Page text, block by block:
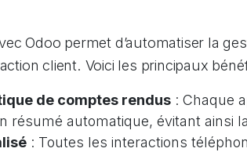
Odoo permet d’automatiser la
client. Voici les principaux
de comptes rendus : Chaque
résumé automatique, évitant ainsi
: Toutes les interactions